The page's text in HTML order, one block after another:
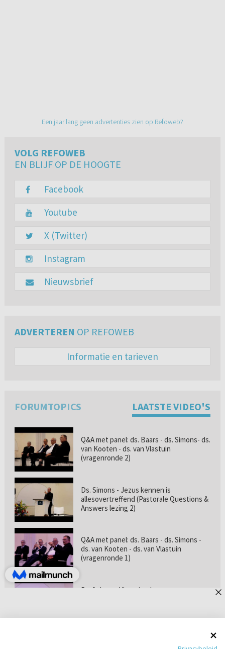
Een jaar lang geen advertenties zien op Refoweb?
VOLG REFOWEB
EN BLIJF OP DE HOOGTE
Facebook
Youtube
X (Twitter)
Instagram
Nieuwsbrief
ADVERTEREN OP REFOWEB
Informatie en tarieven
FORUMTOPICS LAATSTE VIDEO'S
Q&A met panel: ds. Baars - ds. Simons- ds.
van Kooten - ds. van Vlastuin
(vragenronde 2)
Ds. Simons - Jezus kennen is
allesovertreffend (Pastorale Questions &
Answers lezing 2)
Q&A met panel: ds. Baars - ds. Simons -
ds. van Kooten - ds. van Vlastuin
(vragenronde 1)
Prof. dr. van Vlastuin - Is